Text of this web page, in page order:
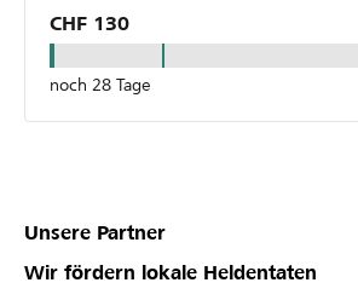
CHF 130
noch 28 Tage
Unsere Partner
Wir fördern lokale Heldentaten